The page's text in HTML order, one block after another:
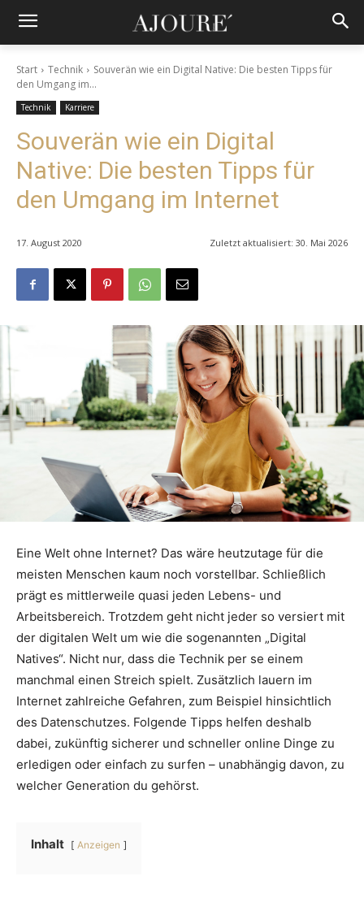
Start Technik
Souverän wie ein Digital Native: Die besten Tipps für
den Umgang im...
Technik Karriere
Souverän wie ein Digital
Native: Die besten Tipps für
den Umgang im Internet
17. August 2020 Zuletzt aktualisiert: 30. Mai 2026
Eine Welt ohne Internet? Das wäre heutzutage für die
meisten Menschen kaum noch vorstellbar. Schließlich
prägt es mittlerweile quasi jeden Lebens- und
Arbeitsbereich. Trotzdem geht nicht jeder so versiert mit
der digitalen Welt um wie die sogenannten „Digital
Natives“. Nicht nur, dass die Technik per se einem
manchmal einen Streich spielt. Zusätzlich lauern im
Internet zahlreiche Gefahren, zum Beispiel hinsichtlich
des Datenschutzes. Folgende Tipps helfen deshalb
dabei, zukünftig sicherer und schneller online Dinge zu
erledigen oder einfach zu surfen – unabhängig davon, zu
welcher Generation du gehörst.
Inhalt Anzeigen